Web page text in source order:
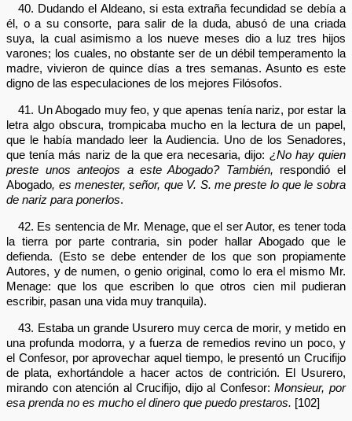
40. Dudando el Aldeano, si esta extraña fecundidad se debía a
él, o a su consorte, para salir de la duda, abusó de una criada
suya, la cual asimismo a los nueve meses dio a luz tres hijos
varones; los cuales, no obstante ser de un débil temperamento la
madre, vivieron de quince días a tres semanas. Asunto es este
digno de las especulaciones de los mejores Filósofos.
41. Un Abogado muy feo, y que apenas tenía nariz, por estar la
letra algo obscura, trompicaba mucho en la lectura de un papel,
que le había mandado leer la Audiencia. Uno de los Senadores,
que tenía más nariz de la que era necesaria, dijo: ¿No hay quien
preste unos anteojos a este Abogado? También, respondió el
Abogado, es menester, señor, que V. S. me preste lo que le sobra
de nariz para ponerlos.
42. Es sentencia de Mr. Menage, que el ser Autor, es tener toda
la tierra por parte contraria, sin poder hallar Abogado que le
defienda. (Esto se debe entender de los que son propiamente
Autores, y de numen, o genio original, como lo era el mismo Mr.
Menage: que los que escriben lo que otros cien mil pudieran
escribir, pasan una vida muy tranquila).
43. Estaba un grande Usurero muy cerca de morir, y metido en
una profunda modorra, y a fuerza de remedios revino un poco, y
el Confesor, por aprovechar aquel tiempo, le presentó un Crucifijo
de plata, exhortándole a hacer actos de contrición. El Usurero,
mirando con atención al Crucifijo, dijo al Confesor:Monsieur, por
esa prenda no es mucho el dinero que puedo prestaros. [102]